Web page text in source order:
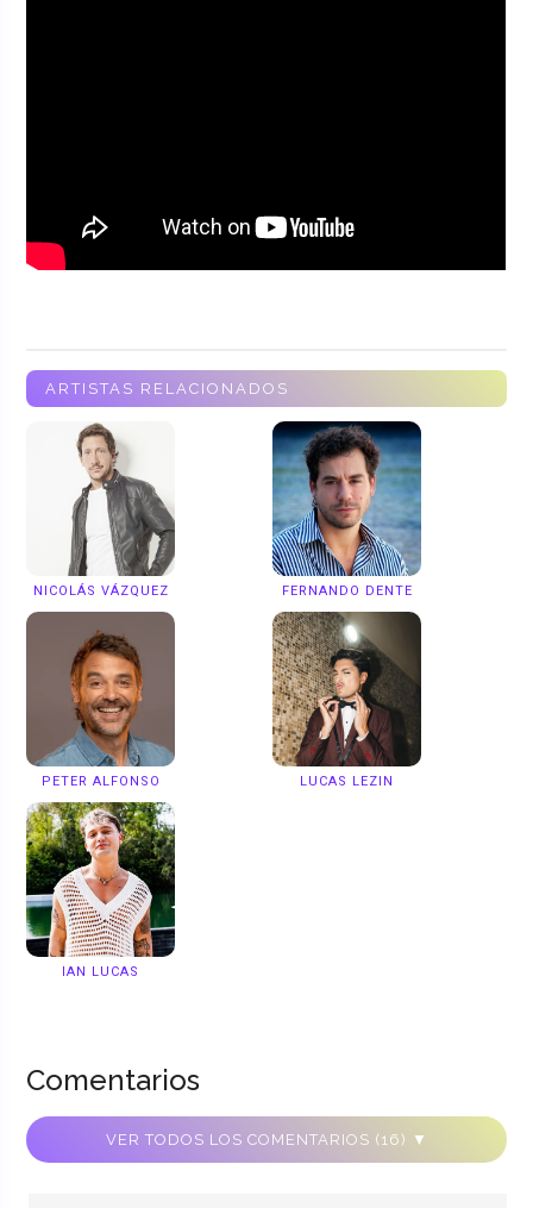
ARTISTAS RELACIONADOS
NICOLÁS VÁZQUEZ FERNANDO DENTE
PETER ALFONSO LUCAS LEZIN
IAN LUCAS
Comentarios
VER TODOS LOS COMENTARIOS (16) ▼